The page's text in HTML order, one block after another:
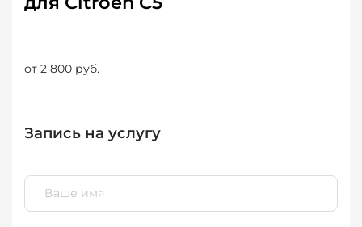
от 2 800 руб.
Запись на услугу